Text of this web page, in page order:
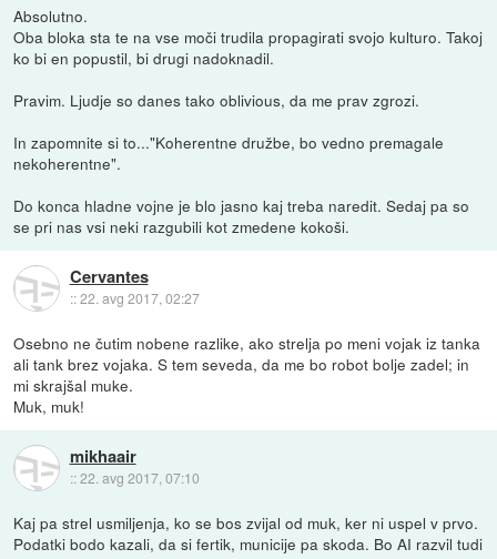
Absolutno.
Oba bloka sta te na vse moči trudila propagirati svojo kulturo. Takoj
ko bi en popustil, bi drugi nadoknadil.
Pravim. Ljudje so danes tako oblivious, da me prav zgrozi.
In zapomnite si to..."Koherentne družbe, bo vedno premagale
nekoherentne".
Do konca hladne vojne je blo jasno kaj treba naredit. Sedaj pa so
se pri nas vsi neki razgubili kot zmedene kokoši.
Cervantes
::22. avg 2017, 02:27
Osebno ne čutim nobene razlike, ako strelja po meni vojak iz tanka
ali tank brez vojaka. S tem seveda, da me bo robot bolje zadel; in
mi skrajšal muke.
Muk, muk!
mikhaair
::22. avg 2017, 07:10
Kaj pa strel usmiljenja, ko se bos zvijal od muk, ker ni uspel v prvo.
Podatki bodo kazali, da si fertik, municije pa skoda. Bo AI razvil tudi